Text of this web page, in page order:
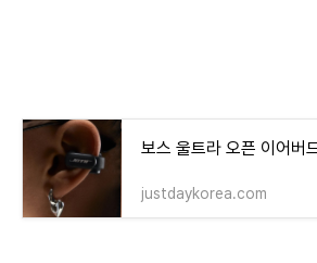
justdaykorea.com